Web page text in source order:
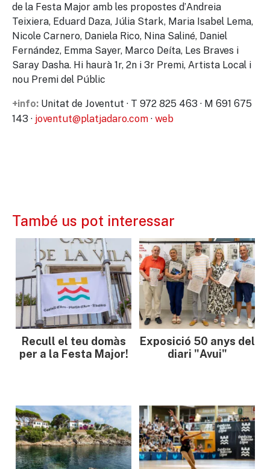
de la Festa Major amb les propostes d’Andreia
Teixiera, Eduard Daza, Júlia Stark, Maria Isabel Lema,
Nicole Carnero, Daniela Rico, Nina Saliné, Daniel
Fernández, Emma Sayer, Marco Deíta, Les Braves i
Saray Dasha. Hi haurà 1r, 2n i 3r Premi, Artista Local i
nou Premi del Públic
+info: Unitat de Joventut · T 972 825 463 · M 691 675
143 · joventut@platjadaro.com · web
També us pot interessar
Recull el teu domàs
per a la Festa Major!
Exposició 50 anys del
diari "Avui"